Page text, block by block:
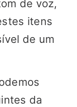
de voz,
itens
de um
da